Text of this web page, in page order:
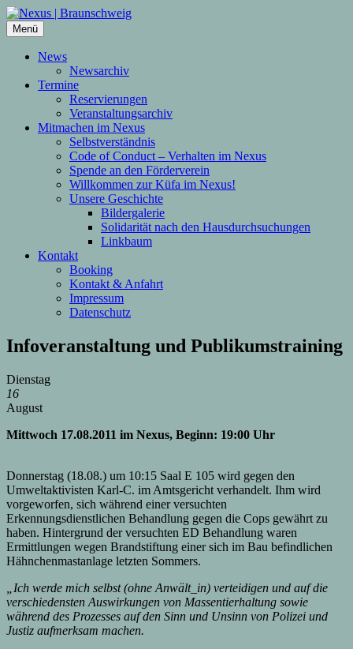
Zum
Inhalt
springen
Menü
News
Newsarchiv
Termine
Reservierungen
Veranstaltungsarchiv
Mitmachen im Nexus
Selbstverständnis
Code of Conduct – Verhalten im Nexus
Spende an den Förderverein
Willkommen zur Küfa im Nexus!
Unsere Geschichte
Bildergalerie
Solidarität nach den Hausdurchsuchungen
Linkbaum
Kontakt
Booking
Kontakt & Anfahrt
Impressum
Datenschutz
Infoveranstaltung und Publikumstraining
Dienstag
16
August
Mittwoch 17.08.2011 im Nexus, Beginn: 19:00 Uhr
Donnerstag (18.08.) um 10:15 Saal E 105 wird gegen den
Umweltaktivisten Karl-C. im Amtsgericht verhandelt. Ihm wird
vorgeworfen, sich während einer versuchten
Erkennungsdienstlichen Behandlung gegen die Cops gewährt zu
haben. Hintergrund der versuchten ED Behandlung waren
Ermittlungen wegen Brandstiftung einer sich im Bau befindlichen
Hähnchenmastanlage letzten Sommers.
„Ich werde mich selbst (ohne Anwält_in) verteidigen und auf die
verschiedensten Auswirkungen von Massentierhaltung sowie
während des Prozesses auf den Sinn und Unsinn von Polizei und
Justiz aufmerksam machen.